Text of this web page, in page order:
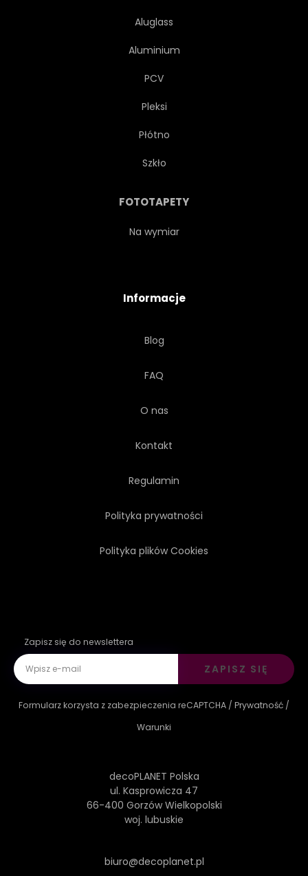
SZYBKI
Aluglass
Aluminium
PCV
Pleksi
Płótno
Szkło
FOTOTAPETY
Na wymiar
Informacje
Blog
FAQ
O nas
Kontakt
Regulamin
Polityka prywatności
Polityka plików Cookies
Zapisz się do newslettera
ZAPISZ SIĘ
Formularz korzysta z zabezpieczenia reCAPTCHA / Prywatność /
Warunki
decoPLANET Polska
ul. Kasprowicza 47
66-400 Gorzów Wielkopolski
woj. lubuskie
biuro@decoplanet.pl